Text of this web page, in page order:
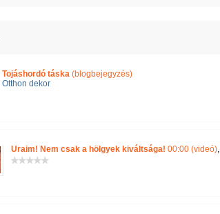
Tojáshordó táska(blogbejegyzés)
Otthon dekor
Uraim! Nem csak a hölgyek kiváltsága! 00:00 (videó),